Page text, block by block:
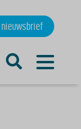
nieuwsbrief